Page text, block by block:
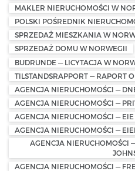
MAKLER NIERUCHOMOŚCI W
POLSKI POŚREDNIK
SPRZEDAŻ MIESZKANIA W
SPRZEDAŻ DOMU W NORWEGII
BUDRUNDE — LICYTACJA W
TILSTANDSRAPPORT — RAPORT
AGENCJA NIERUCHOMOŚCI —
AGENCJA NIERUCHOMOŚCI —
AGENCJA NIERUCHOMOŚCI —
AGENCJA NIERUCHOMOŚCI —
AGENCJA NIERUCHOMOŚCI
AGENCJA NIERUCHOMOŚCI —